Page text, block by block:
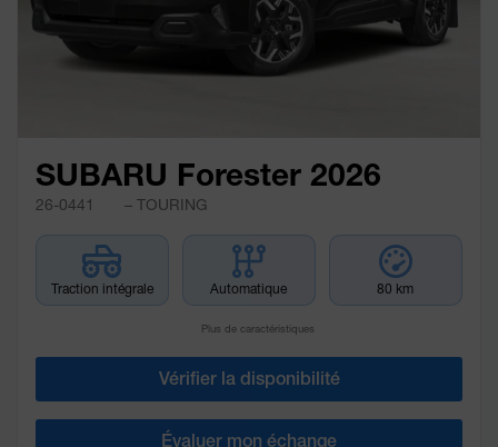
SUBARU Forester 2026
26-0441 – TOURING
Traction intégrale Automatique 80 km
Plus de caractéristiques
Vérifier la disponibilité
Évaluer mon échange